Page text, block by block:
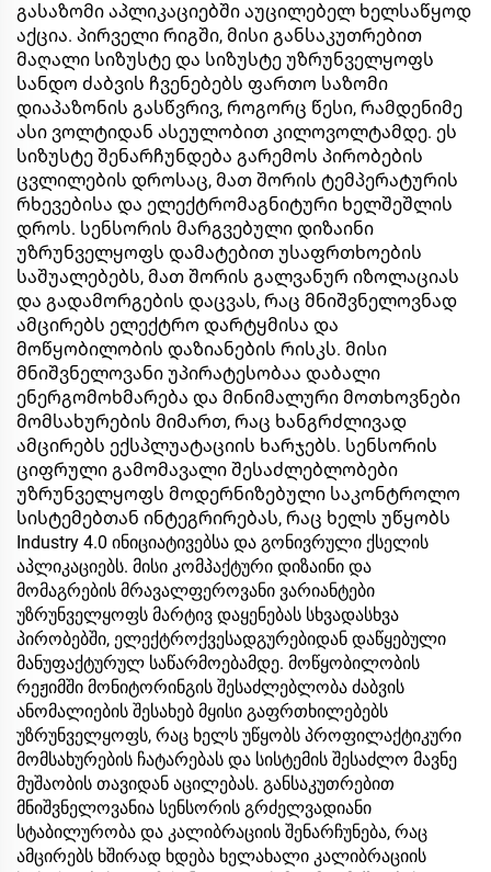
გასაზომი აპლიკაციებში აუცილებელ ხელსაწყოდ
აქცია. პირველი რიგში, მისი განსაკუთრებით
მაღალი სიზუსტე და სიზუსტე უზრუნველყოფს
სანდო ძაბვის ჩვენებებს ფართო საზომი
დიაპაზონის გასწვრივ, როგორც წესი, რამდენიმე
ასი ვოლტიდან ასეულობით კილოვოლტამდე. ეს
სიზუსტე შენარჩუნდება გარემოს პირობების
ცვლილების დროსაც, მათ შორის ტემპერატურის
რხევებისა და ელექტრომაგნიტური ხელშეშლის
დროს. სენსორის მარგვებული დიზაინი
უზრუნველყოფს დამატებით უსაფრთხოების
საშუალებებს, მათ შორის გალვანურ იზოლაციას
და გადამორგების დაცვას, რაც მნიშვნელოვნად
ამცირებს ელექტრო დარტყმისა და
მოწყობილობის დაზიანების რისკს. მისი
მნიშვნელოვანი უპირატესობაა დაბალი
ენერგომოხმარება და მინიმალური მოთხოვნები
მომსახურების მიმართ, რაც ხანგრძლივად
ამცირებს ექსპლუატაციის ხარჯებს. სენსორის
ციფრული გამომავალი შესაძლებლობები
უზრუნველყოფს მოდერნიზებული საკონტროლო
სისტემებთან ინტეგრირებას, რაც ხელს უწყობს
Industry 4.0 ინიციატივებსა და გონივრული ქსელის
აპლიკაციებს. მისი კომპაქტური დიზაინი და
მომაგრების მრავალფეროვანი ვარიანტები
უზრუნველყოფს მარტივ დაყენებას სხვადასხვა
პირობებში, ელექტროქვესადგურებიდან დაწყებული
მანუფაქტურულ საწარმოებამდე. მოწყობილობის
რეჟიმში მონიტორინგის შესაძლებლობა ძაბვის
ანომალიების შესახებ მყისი გაფრთხილებებს
უზრუნველყოფს, რაც ხელს უწყობს პროფილაქტიკური
მომსახურების ჩატარებას და სისტემის შესაძლო მავნე
მუშაობის თავიდან აცილებას. განსაკუთრებით
მნიშვნელოვანია სენსორის გრძელვადიანი
სტაბილურობა და კალიბრაციის შენარჩუნება, რაც
ამცირებს ხშირად ხდება ხელახალი კალიბრაციის